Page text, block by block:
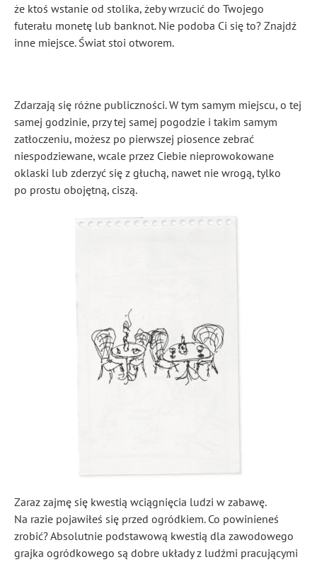
że ktoś wstanie od stolika, żeby wrzucić do Twojego
futerału monetę lub banknot. Nie podoba Ci się to? Znajdź
inne miejsce. Świat stoi otworem.
Zdarzają się różne publiczności. W tym samym miejscu, o tej
samej godzinie, przy tej samej pogodzie i takim samym
zatłoczeniu, możesz po pierwszej piosence zebrać
niespodziewane, wcale przez Ciebie nieprowokowane
oklaski lub zderzyć się z głuchą, nawet nie wrogą, tylko
po prostu obojętną, ciszą.
Zaraz zajmę się kwestią wciągnięcia ludzi w zabawę.
Na razie pojawiłeś się przed ogródkiem. Co powinieneś
zrobić? Absolutnie podstawową kwestią dla zawodowego
grajka ogródkowego są dobre układy z ludźmi pracującymi